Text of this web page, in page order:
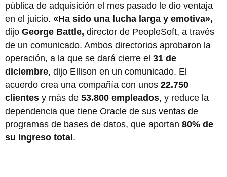
pública de adquisición el mes pasado le dio ventaja
en el juicio. «Ha sido una lucha larga y emotiva»,
dijo George Battle, director de PeopleSoft, a través
de un comunicado. Ambos directorios aprobaron la
operación, a la que se dará cierre el 31 de
diciembre, dijo Ellison en un comunicado. El
acuerdo crea una compañía con unos 22.750
clientes y más de 53.800 empleados, y reduce la
dependencia que tiene Oracle de sus ventas de
programas de bases de datos, que aportan 80% de
su ingreso total .